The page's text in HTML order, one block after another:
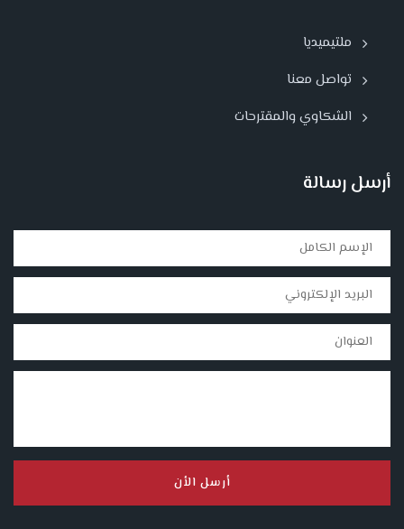
ملتيميديا
تواصل معنا
الشكاوي والمقترحات
أرسل رسالة
أرسل الأن